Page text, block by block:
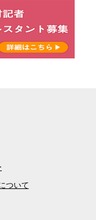
ついて